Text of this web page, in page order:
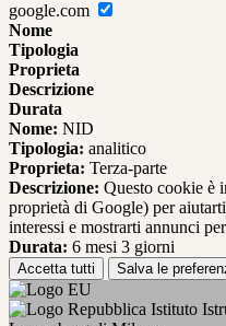
google.com
Nome
Tipologia
Proprieta
Descrizione
Durata
Nome: NID
Tipologia: analitico
Proprieta: Terza-parte
Descrizione: Questo cookie è
proprietà di Google) per
interessi e mostrarti annunci
Durata: 6 mesi 3 giorni
Accetta tutti Salva le
Istituto